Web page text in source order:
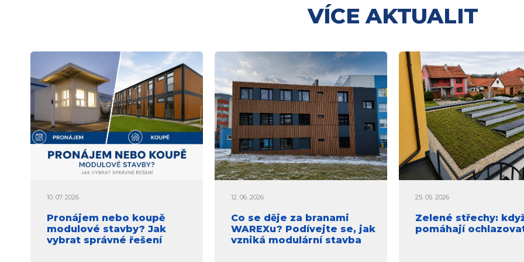
VÍCE AKTUALIT
10. 07. 2026
Pronájem nebo koupě
modulové stavby? Jak
vybrat správné řešení
12. 06. 2026
Co se děje za branami
WAREXu? Podívejte se, jak
vzniká modulární stavba
25. 05. 2026
Zelené střechy:
pomáhají